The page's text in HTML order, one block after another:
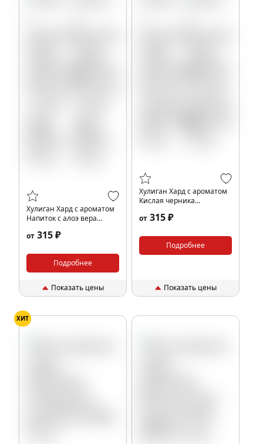
Хулиган Хард с ароматом
Напиток с алоэ вера
от 315 ₽
Подробнее
Показать цены
Хулиган Хард с ароматом
Кислая черника
от 315 ₽
Подробнее
Показать цены
ХИТ